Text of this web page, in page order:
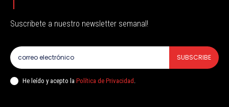
Suscribete a nuestro newsletter semanal!
SUBSCRIBE
He leído y acepto la Política de Privacidad